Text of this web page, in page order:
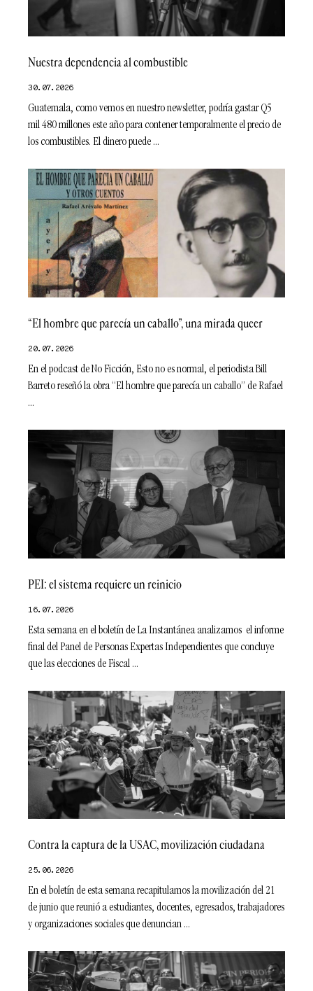
Nuestra dependencia al combustible
30.07.2026
Guatemala, como vemos en nuestro newsletter, podría gastar Q5
mil 480 millones este año para contener temporalmente el precio de
los combustibles. El dinero puede
“El hombre que parecía un caballo”, una mirada queer
20.07.2026
En el podcast de No Ficción, Esto no es normal, el periodista Bill
Barreto reseñó la obra “El hombre que parecía un caballo” de Rafael
PEI: el sistema requiere un reinicio
16.07.2026
Esta semana en el boletín de La Instantánea analizamos el informe
final del Panel de Personas Expertas Independientes que concluye
que las elecciones de Fiscal
Contra la captura de la USAC, movilización ciudadana
25.06.2026
En el boletín de esta semana recapitulamos la movilización del 21
de junio que reunió a estudiantes, docentes, egresados, trabajadores
y organizaciones sociales que denuncian